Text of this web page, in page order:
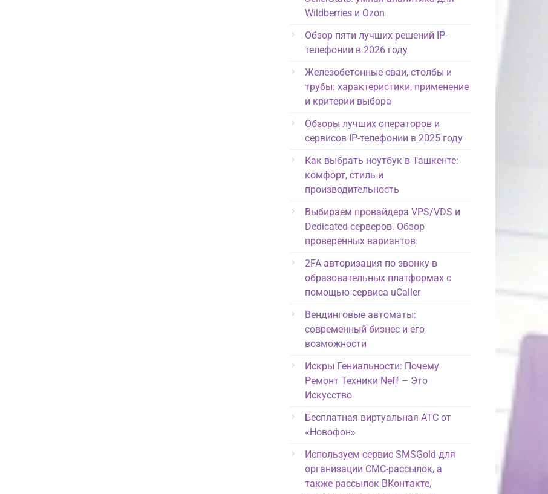
Wildberries и Ozon
Обзор пяти лучших решений IP-
телефонии в 2026 году
Железобетонные сваи, столбы и
трубы: характеристики, применение
и критерии выбора
Обзоры лучших операторов и
сервисов IP-телефонии в 2025 году
Как выбрать ноутбук в Ташкенте:
комфорт, стиль и
производительность
Выбираем провайдера VPS/VDS и
Dedicated серверов. Обзор
проверенных вариантов.
2FA авторизация по звонку в
образовательных платформах с
помощью сервиса uCaller
Вендинговые автоматы:
современный бизнес и его
возможности
Искры Гениальности: Почему
Ремонт Техники Neff – Это
Искусство
Бесплатная виртуальная АТС от
«Новофон»
Используем сервис SMSGold для
организации СМС-рассылок, а
также рассылок ВКонтакте,